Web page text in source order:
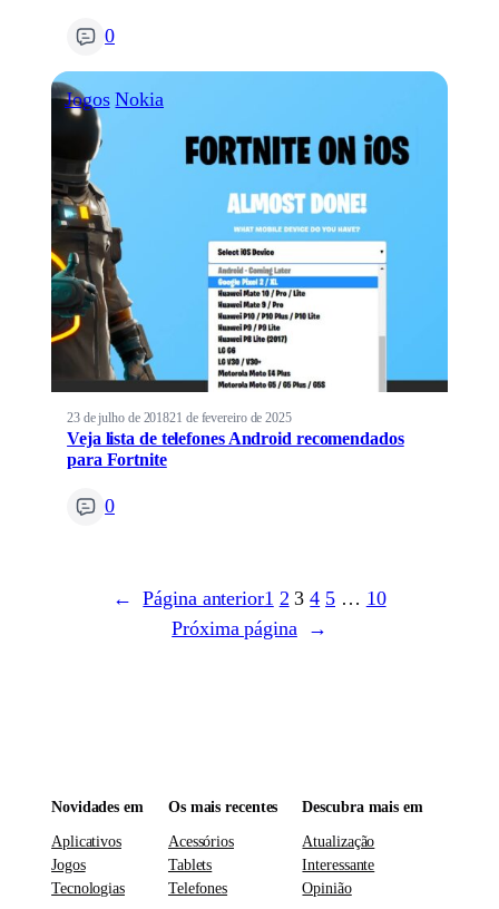
0
Jogos Nokia
23 de julho de 201821 de fevereiro de 2025
Veja lista de telefones Android recomendados
para Fortnite
0
← Página anterior1 2 3 4 5 … 10
Próxima página
→
Novidades em
Aplicativos
Jogos
Tecnologias
Os mais recentes
Acessórios
Tablets
Telefones
Descubra mais em
Atualização
Interessante
Opinião